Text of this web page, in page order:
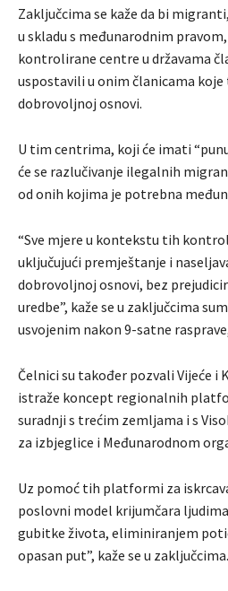
Zaključcima se kaže da bi
u skladu s međunarodnim
kontrolirane centre u državama
uspostavili u onim članicama koje
dobrovoljnoj osnovi.
U tim centrima, koji će imati
će se razlučivanje ilegalnih
od onih kojima je potrebna
“Sve mjere u kontekstu tih
uključujući premještanje i
dobrovoljnoj osnovi, bez
uredbe”, kaže se u zaključcima
usvojenim nakon 9-satne
Čelnici su također pozvali Vijeće i
istraže koncept regionalnih
suradnji s trećim zemljama i s
za izbjeglice i Međunarodnom
Uz pomoć tih platformi za
poslovni model krijumčara
gubitke života, eliminiranjem
opasan put”, kaže se u zaključcima.